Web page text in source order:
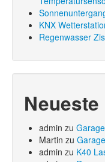
KNX
Regenwasser
admin zu
Martin zu
admin zu K40